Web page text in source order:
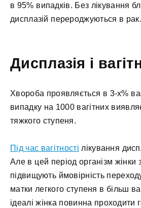
в 95% випадків. Без лікування
дисплазій перероджуються в рак.
Дисплазія і
Хвороба проявляється в 3-х%
випадку на 1000 вагітних
тяжкого ступеня.
Під час вагітності лікування
Але в цей період організм жінки
підвищують ймовірність
матки легкого ступеня в більш
ідеалі жінка повинна проходити